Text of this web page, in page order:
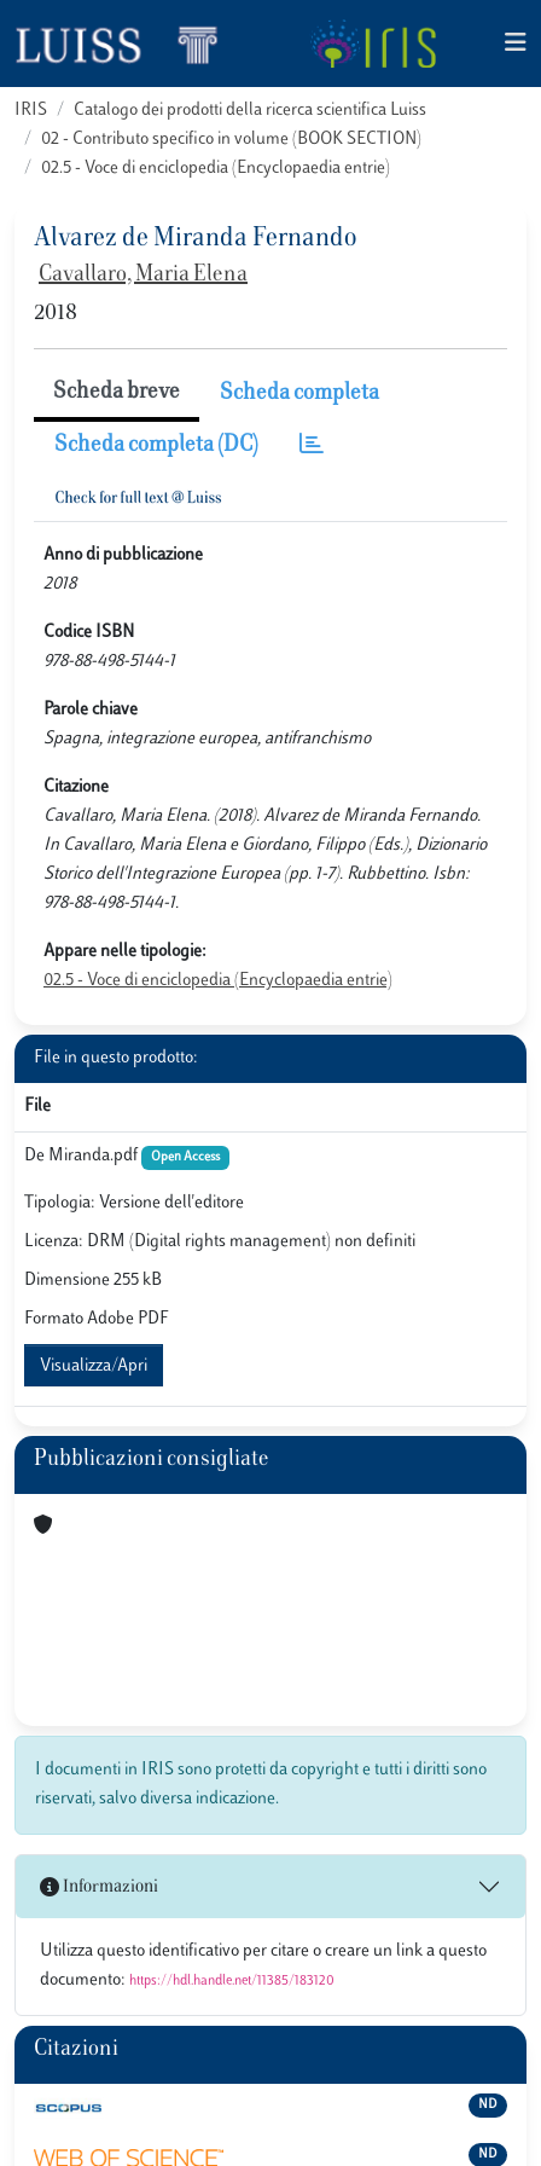
IRIS
Catalogo dei prodotti della ricerca scientifica Luiss
02 - Contributo specifico in volume (BOOK SECTION)
02.5 - Voce di enciclopedia (Encyclopaedia entrie)
Alvarez de Miranda Fernando
Cavallaro, Maria Elena
2018
Scheda breve Scheda completa
Scheda completa (DC)
Anno di pubblicazione
2018
Codice ISBN
978-88-498-5144-1
Parole chiave
Spagna, integrazione europea, antifranchismo
Citazione
Cavallaro, Maria Elena. (2018). Alvarez de Miranda Fernando.
In Cavallaro, Maria Elena e Giordano, Filippo (Eds.), Dizionario
Storico dell'Integrazione Europea (pp. 1-7). Rubbettino. Isbn:
978-88-498-5144-1.
Appare nelle tipologie:
02.5 - Voce di enciclopedia (Encyclopaedia entrie)
File in questo prodotto:
File
De Miranda.pdf Open Access
Tipologia: Versione dell'editore
Licenza: DRM (Digital rights management) non definiti
Dimensione 255 kB
Formato Adobe PDF
Visualizza/Apri
Pubblicazioni consigliate
I documenti in IRIS sono protetti da copyright e tutti i diritti sono
riservati, salvo diversa indicazione.
Informazioni
Utilizza questo identificativo per citare o creare un link a questo
documento: https://hdl.handle.net/11385/183120
Citazioni
ND
ND